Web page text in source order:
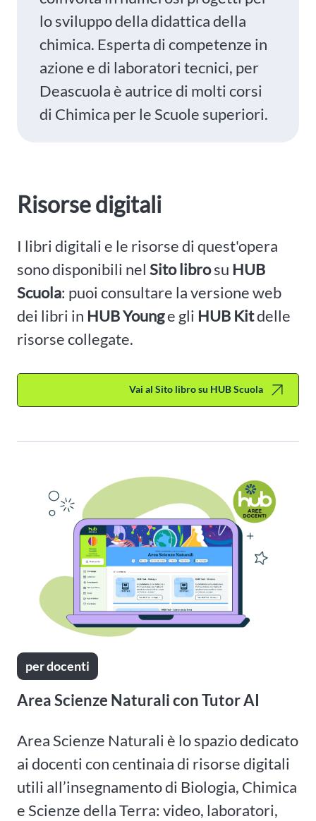
lo sviluppo della didattica della
chimica. Esperta di competenze in
azione e di laboratori tecnici, per
Deascuola è autrice di molti corsi
di Chimica per le Scuole superiori.
Risorse digitali
I libri digitali e le risorse di quest'opera
sono disponibili nel Sito librosu HUB
Scuola: puoi consultare la versione web
dei libri in HUB Younge gli HUB Kitdelle
risorse collegate.
Vai al Sito libro su HUB Scuola
per docenti
Area Scienze Naturali con Tutor AI
Area Scienze Naturali è lo spazio dedicato
ai docenti con centinaia di risorse digitali
utili all’insegnamento di Biologia, Chimica
e Scienze della Terra: video, laboratori,